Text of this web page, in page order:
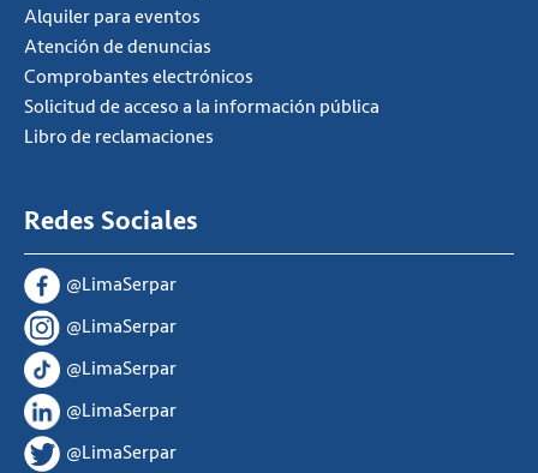
Alquiler para eventos
Atención de denuncias
Comprobantes electrónicos
Solicitud de acceso a la información pública
Libro de reclamaciones
Redes Sociales
@LimaSerpar
@LimaSerpar
@LimaSerpar
@LimaSerpar
@LimaSerpar